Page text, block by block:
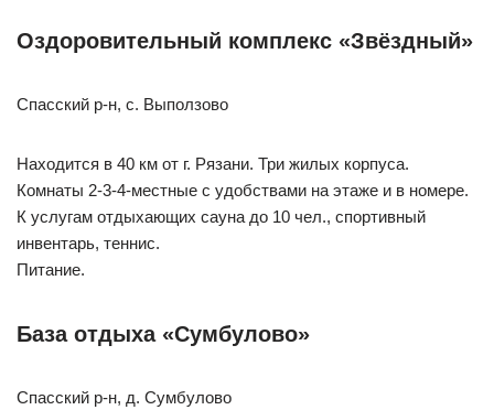
Оздоровительный комплекс «Звёздный»
Спасский р-н, с. Выползово
Находится в 40 км от г. Рязани. Три жилых корпуса.
Комнаты 2-3-4-местные с удобствами на этаже и в номере.
К услугам отдыхающих сауна до 10 чел., спортивный
инвентарь, теннис.
Питание.
База отдыха «Сумбулово»
Спасский р-н, д. Сумбулово